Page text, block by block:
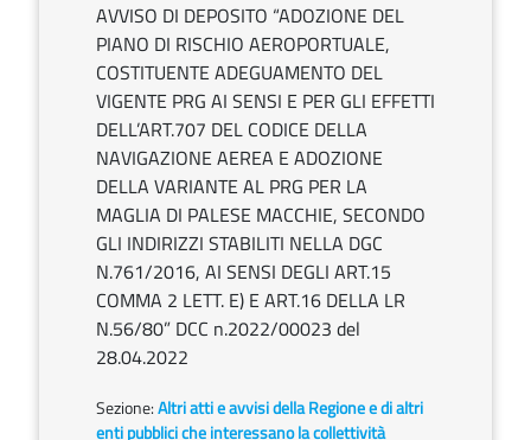
AVVISO DI DEPOSITO “ADOZIONE DEL
PIANO DI RISCHIO AEROPORTUALE,
COSTITUENTE ADEGUAMENTO DEL
VIGENTE PRG AI SENSI E PER GLI EFFETTI
DELL’ART.707 DEL CODICE DELLA
NAVIGAZIONE AEREA E ADOZIONE
DELLA VARIANTE AL PRG PER LA
MAGLIA DI PALESE MACCHIE, SECONDO
GLI INDIRIZZI STABILITI NELLA DGC
N.761/2016, AI SENSI DEGLI ART.15
COMMA 2 LETT. E) E ART.16 DELLA LR
N.56/80” DCC n.2022/00023 del
28.04.2022
Sezione:Altri atti e avvisi della Regione e di altri
enti pubblici che interessano la collettività